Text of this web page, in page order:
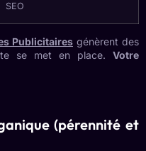
SEO
Publicitaires génèrent des
se met en place. Votre
(pérennité et